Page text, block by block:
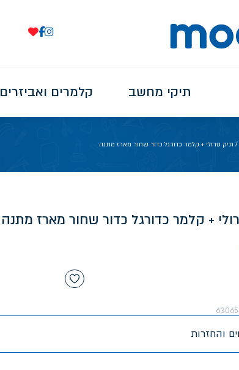
תיקי מחשב קלמרים ואביזרים
/ תיק טרולי + קלמר כדורגל כדור שחור מארז מתנה
+ קלמר כדורגל כדור שחור מארז מתנה
והחזרות